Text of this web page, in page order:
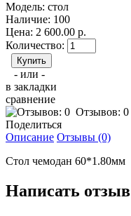
Модель: стол
Наличие: 100
Цена: 2 600.00 р.
Количество:
- или -
в закладки
сравнение
Отзывов: 0
Поделиться
Описание Отзывы (0)
Стол чемодан 60*1.80мм
Написать отзыв